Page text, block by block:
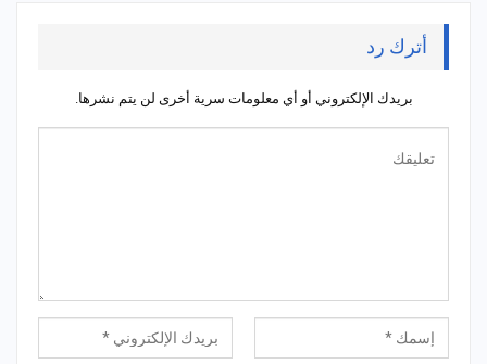
أترك رد
بريدك الإلكتروني أو أي معلومات سرية أخرى لن يتم نشرها.